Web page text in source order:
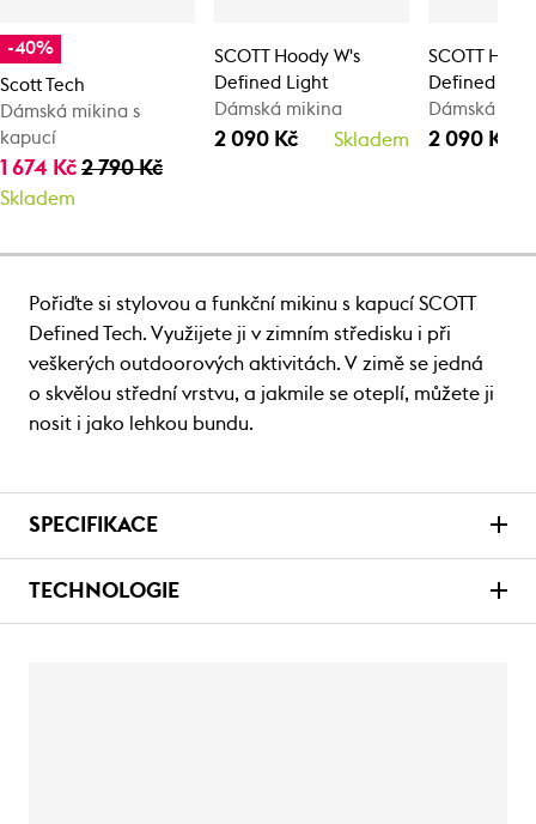
-40%
Scott Tech
Dámská mikina s
kapucí
1 674 Kč 2 790 Kč
Skladem
SCOTT Hoody W's
Defined Light
Dámská mikina
2 090 Kč Skladem
SCOTT
Defined
Dámská
2 090 Kč
Pořiďte si stylovou a funkční mikinu s kapucí SCOTT
Defined Tech. Využijete ji v zimním středisku i při
veškerých outdoorových aktivitách. V zimě se jedná
o skvělou střední vrstvu, a jakmile se oteplí, můžete ji
nosit i jako lehkou bundu.
SPECIFIKACE
TECHNOLOGIE